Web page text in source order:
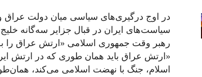
در اوج درگیری‌های سیاسی میان دولت عراق
سیاست‌های ایران در قبال جزایر سه‌گانه
رهبر وقت جمهوری اسلامی «ارتش عراق را به قیام
«ارتش عراق باید همان طوری که در ارتش
اسلام، جنگ با نهضت اسلامی می‌کند،